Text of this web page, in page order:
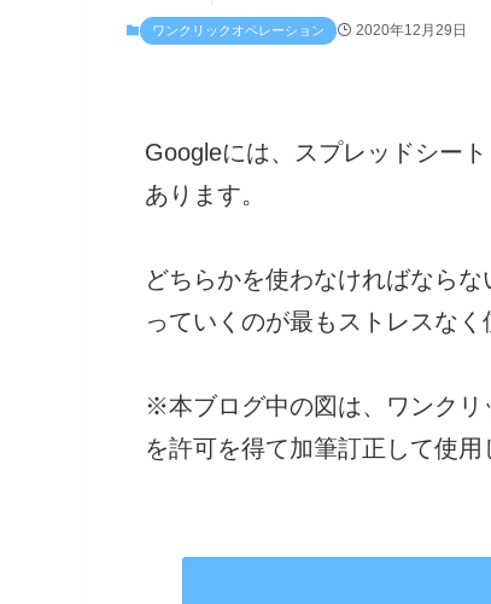
ワンクリックオペレーション 2020年12月29日
Googleには、スプレッドシー
あります。
どちらかを使わなければなら
っていくのが最もストレスなく
※本ブログ中の図は、ワンクリ
を許可を得て加筆訂正して使用